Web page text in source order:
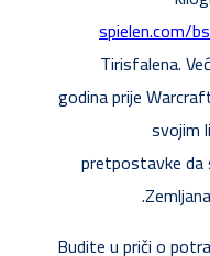
spielen.com/
Tirisfalena.
godina prije
svojim
pretpostavke da
Budite u priči o